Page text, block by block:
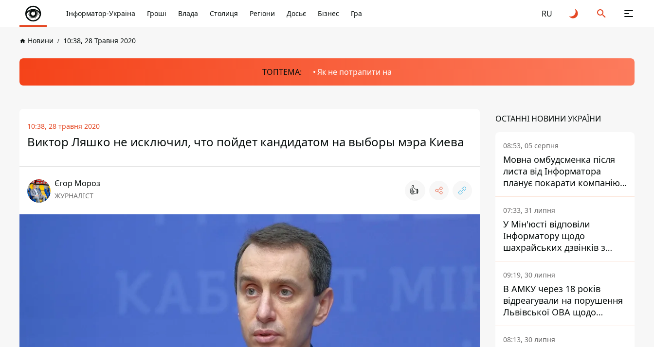
Інформатор-Україна Гроші Влада Столиця Регіони Досьє Бізнес Гра RU
Новини 10:38, 28 Травня 2020
ТОПТЕМА: Як не потрапити на
10:38, 28 травня 2020
Виктор Ляшко не исключил, что пойдет кандидатом на выборы мэра Киева
Єгор Мороз
ЖУРНАЛІСТ 👍
ОСТАННІ НОВИНИ УКРАЇНИ
08:53, 05 серпня
Мовна омбудсменка після
листа від Інформатора
планує покарати компанію-
підрядника ПриватБанку
07:33, 31 липня
У Мін'юсті відповіли
Інформатору щодо
шахрайських дзвінків з
камери Сумського СІЗО так,
що ніхто нічого не зрозумів
09:19, 30 липня
В АМКУ через 18 років
відреагували на порушення
Львівської ОВА щодо
харчування у закладах
освіти
08:13, 30 липня